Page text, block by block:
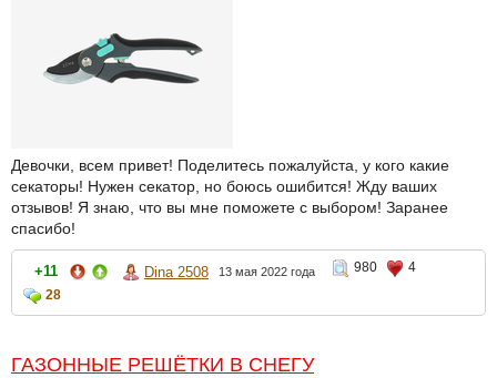
Девочки, всем привет! Поделитесь пожалуйста, у кого какие
секаторы! Нужен секатор, но боюсь ошибится! Жду ваших
отзывов! Я знаю, что вы мне поможете с выбором! Заранее
спасибо!
+11 Dina 2508 13 мая 2022 года 980
4
28
ГАЗОННЫЕ РЕШЁТКИ В СНЕГУ